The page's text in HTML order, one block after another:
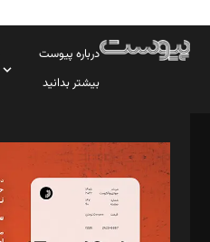
درباره پیوست
بیشتر بدانید
مدیر مسئول: محمدباقر اثنی‌عشری
سردبیر: مهرک محمودی
دبیر تحریریه: میثم قاسمی
د‌بیر ناداستان: سمانه سمیع